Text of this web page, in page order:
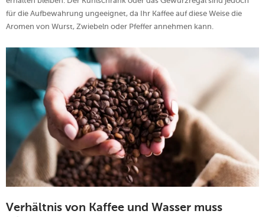
für die Aufbewahrung ungeeignet, da Ihr Kaffee auf diese Weise die
Aromen von Wurst, Zwiebeln oder Pfeffer annehmen kann.
Verhältnis von Kaffee und Wasser muss